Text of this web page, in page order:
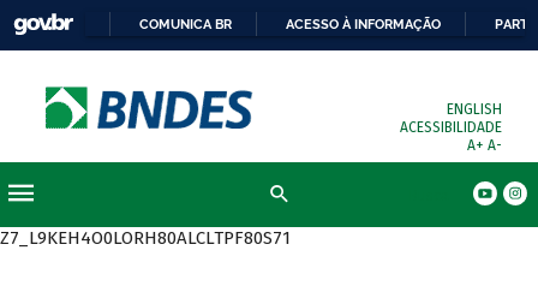
COMUNICA BR ACESSO À INFORMAÇÃO
ENGLISH
ACESSIBILIDADE
A+ A-
Z7_L9KEH4O0LORH80ALCLTPF80S71